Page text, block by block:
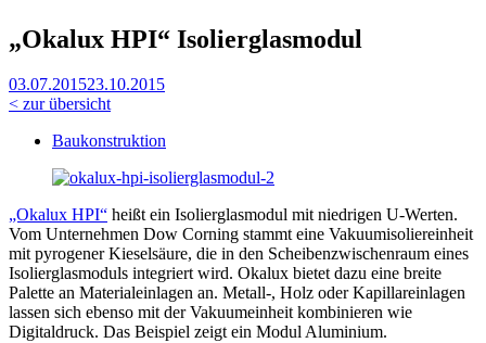
„Okalux HPI“ Isolierglasmodul
03.07.201523.10.2015
< zur übersicht
Baukonstruktion
„Okalux HPI“ heißt ein Isolierglasmodul mit niedrigen U-Werten.
Vom Unternehmen Dow Corning stammt eine Vakuumisoliereinheit
mit pyrogener Kieselsäure, die in den Scheibenzwischenraum eines
Isolierglasmoduls integriert wird. Okalux bietet dazu eine breite
Palette an Materialeinlagen an. Metall-, Holz oder Kapillareinlagen
lassen sich ebenso mit der Vakuumeinheit kombinieren wie
Digitaldruck. Das Beispiel zeigt ein Modul Aluminium.